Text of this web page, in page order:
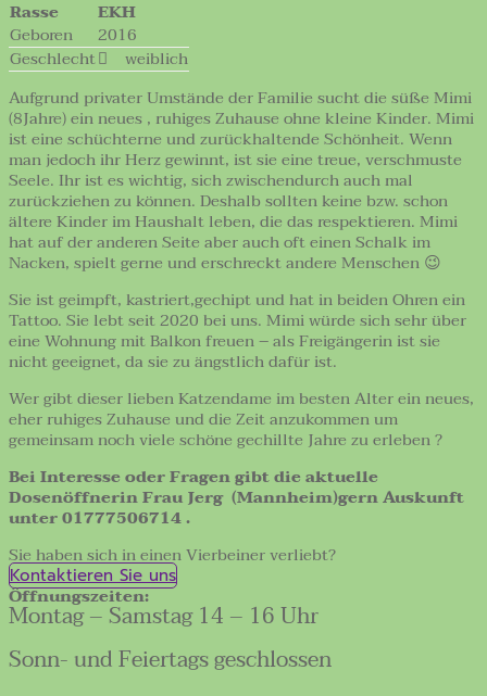
Rasse
EKH
Geboren
2016
Geschlecht
weiblich
Aufgrund privater Umstände der Familie sucht die süße Mimi
(8Jahre) ein neues , ruhiges Zuhause ohne kleine Kinder. Mimi
ist eine schüchterne und zurückhaltende Schönheit. Wenn
man jedoch ihr Herz gewinnt, ist sie eine treue, verschmuste
Seele. Ihr ist es wichtig, sich zwischendurch auch mal
zurückziehen zu können. Deshalb sollten keine bzw. schon
ältere Kinder im Haushalt leben, die das respektieren. Mimi
hat auf der anderen Seite aber auch oft einen Schalk im
Nacken, spielt gerne und erschreckt andere Menschen 😉
Sie ist geimpft, kastriert,gechipt und hat in beiden Ohren ein
Tattoo. Sie lebt seit 2020 bei uns. Mimi würde sich sehr über
eine Wohnung mit Balkon freuen – als Freigängerin ist sie
nicht geeignet, da sie zu ängstlich dafür ist.
Wer gibt dieser lieben Katzendame im besten Alter ein neues,
eher ruhiges Zuhause und die Zeit anzukommen um
gemeinsam noch viele schöne gechillte Jahre zu erleben ?
Bei Interesse oder Fragen gibt die aktuelle
Dosenöffnerin Frau Jerg (Mannheim)gern Auskunft
unter 01777506714 .
Sie haben sich in einen Vierbeiner verliebt?
Kontaktieren Sie uns
Öffnungszeiten:
Montag – Samstag 14 – 16 Uhr
Sonn- und Feiertags geschlossen